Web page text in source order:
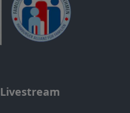
Livestream